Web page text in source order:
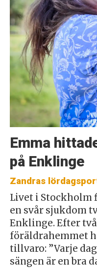
Emma
på Enklinge
Zandras
Livet i Stockholm
en svår sjukdom
Enklinge. Efter
föräldrahemmet
tillvaro: ”Varje
sängen är en bra